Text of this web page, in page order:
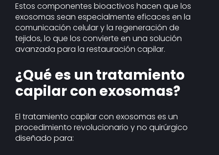
Estos componentes bioactivos hacen que los
exosomas sean especialmente eficaces en la
comunicación celular y la regeneración de
tejidos, lo que los convierte en una solución
avanzada para la restauración capilar.
¿Qué es un tratamiento
capilar con exosomas?
El tratamiento capilar con exosomas es un
procedimiento revolucionario y no quirúrgico
diseñado para: